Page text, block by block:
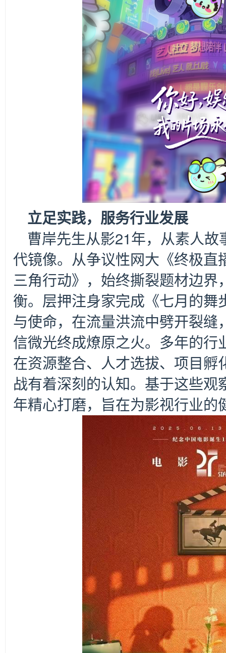
立足实践，服务行业发展
曹岸先生从影21年，从素人
代镜像。从争议性网大《终极直
三角行动》，始终撕裂题材边界
衡。层押注身家完成《七月的舞
与使命，在流量洪流中劈开裂缝
信微光终成燎原之火。多年的行
在资源整合、人才选拔、项目孵
战有着深刻的认知。基于这些
年精心打磨，旨在为影视行业的